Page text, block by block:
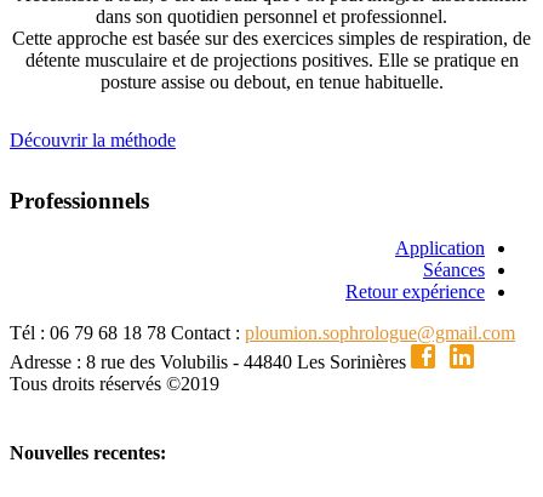
dans son quotidien personnel et professionnel.
Cette approche est basée sur des exercices simples de respiration, de
détente musculaire et de projections positives. Elle se pratique en
posture assise ou debout, en tenue habituelle.
Découvrir la méthode
Professionnels
Application
Séances
Retour expérience
Tél : 06 79 68 18 78 Contact : ploumion.sophrologue@gmail.com
Adresse : 8 rue des Volubilis - 44840 Les Sorinières
Tous droits réservés ©2019
Nouvelles recentes: